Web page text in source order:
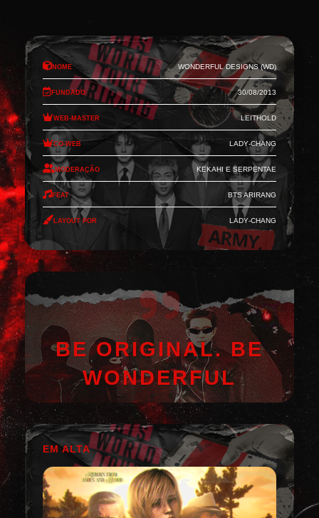
Nome Wonderful Designs (WD)
Fundado 30/08/2013
Web-Master Leithold
Co-Web Lady-Chang
Moderação Kekahi e Serpentae
Feat BTS Arirang
Layout por Lady-Chang
BE ORIGINAL. BE
WONDERFUL
EM ALTA